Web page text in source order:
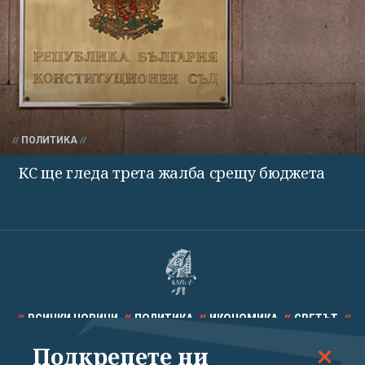
ПОЛИТИКА
КС ще гледа трета жалба срещу бюджета
ВСИЧКИ НОВИНИ ПОЛИТИКА ИКОНОМИКА СВЕТЪТ
СПОРТ КУЛТУРА ТЕХНОЛОГИИ КАЛЕЙДОСКОП
Подкрепете ни